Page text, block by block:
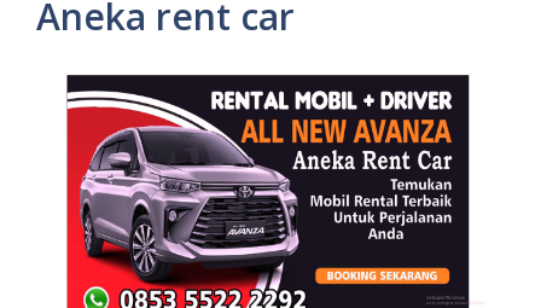
Aneka rent car